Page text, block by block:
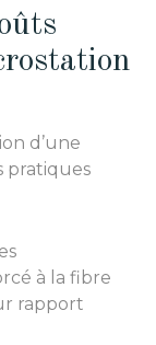
d’une
pratiques
à la fibre
rapport